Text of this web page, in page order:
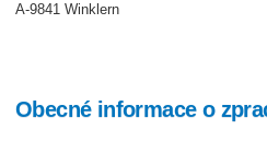
A-9841 Winklern
Obecné informace o